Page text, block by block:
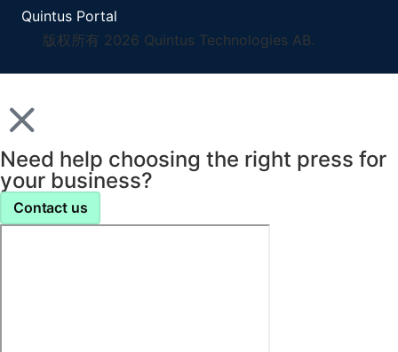
Quintus Portal
版权所有 2026 Quintus Technologies AB.
Need help choosing the right press for
your business?
Contact us